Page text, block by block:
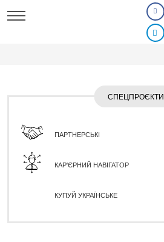
СПЕЦПРОЄКТИ
ПАРТНЕРСЬКІ
КАР'ЄРНИЙ НАВІГАТОР
КУПУЙ УКРАЇНСЬКЕ